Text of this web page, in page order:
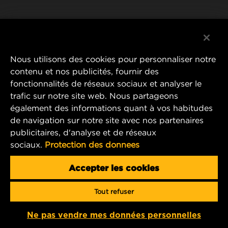
MANN+HUMMEL FT Poland
ul. Wrocławska 145,
63-800 GOSTYŃ, POLAND
Tel. +48 65 572 89 00
E-mail:info@mann-hummel.com
MANN+HUMMEL GROUP
Copyright 2025 MANN+HUMMEL. All rights reserved.
Nous utilisons des cookies pour personnaliser notre
contenu et nos publicités, fournir des
fonctionnalités de réseaux sociaux et analyser le
trafic sur notre site web. Nous partageons
également des informations quant à vos habitudes
de navigation sur notre site avec nos partenaires
publicitaires, d'analyse et de réseaux
sociaux. Protection des donnees
Accepter les cookies
Tout refuser
Ne pas vendre mes données personnelles